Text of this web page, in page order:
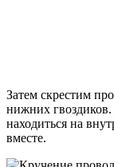
Затем скрестим
нижних
находиться на
вместе.